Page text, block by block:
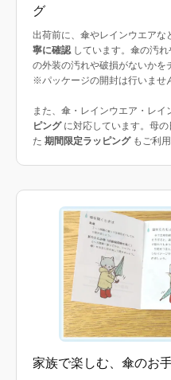
グ
出荷前に、傘やレインウエアな
寧に確認しています。傘の汚れ
の外装の汚れや破損がないかを
※パッケージの開封は行いませ
また、傘・レインウエア・レ
ピングに対応しています。母
た 期間限定ラッピングもご利用
家族で楽しむ、傘のお